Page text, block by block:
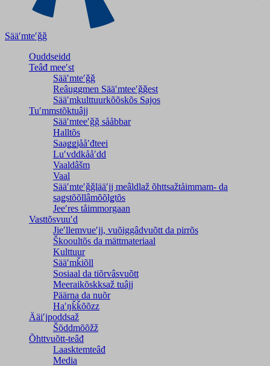
Sääʹmteʹǧǧ
Ouddseidd
Teâđ meeʹst
Sääʹmteʹǧǧ
Reâuggmen Sääʹmteeʹǧǧest
Sääʹmkulttuurkõõskõs Sajos
Tuʹmmstõktuâjj
Sääʹmteeʹǧǧ sååbbar
Halltõs
Saaǥǥjååʹđteei
Luʹvddkååʹdd
Vaaldâšm
Vaal
Sääʹmteʹǧǧlääʹjj meâldlaž õhttsažtåimmam- da
saǥstõõllâmõõlǥtõs
Jeeʹres tåimmorgaan
Vasttõsvuuʹd
Jieʹllemvueʹjj, vuõiggâdvuõtt da pirrõs
Škooultõs da mättmateriaal
Kulttuur
Sääʹmǩiõll
Sosiaal da tiõrvâsvuõtt
Meeraikõskksaž tuâjj
Päärna da nuõr
Haʹŋǩǩõõzz
Ääiʹjpoddsaž
Šõddmõõžž
Õhttvuõtt-teâđ
Laasktemteâđ
Media